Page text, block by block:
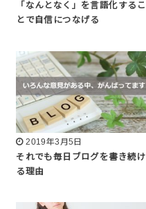
「なんとなく」を言語化するこ
とで自信につなげる
2019年3月5日
それでも毎日ブログを書き続け
る理由